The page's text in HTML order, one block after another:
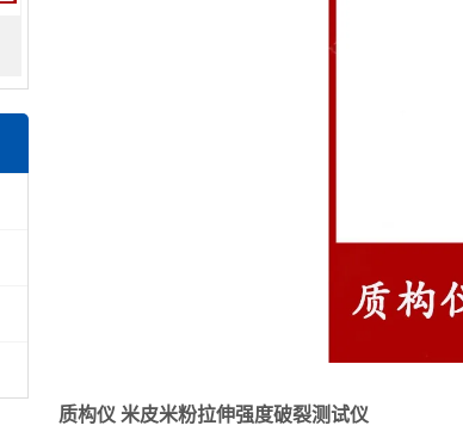
质构仪 米皮米粉拉伸强度破裂测试仪